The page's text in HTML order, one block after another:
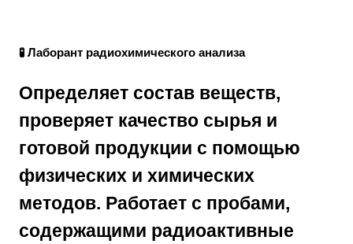
🧪 Лаборант радиохимического анализа
Определяет состав веществ,
проверяет качество сырья и
готовой продукции с помощью
физических и химических
методов. Работает с пробами,
содержащими радиоактивные